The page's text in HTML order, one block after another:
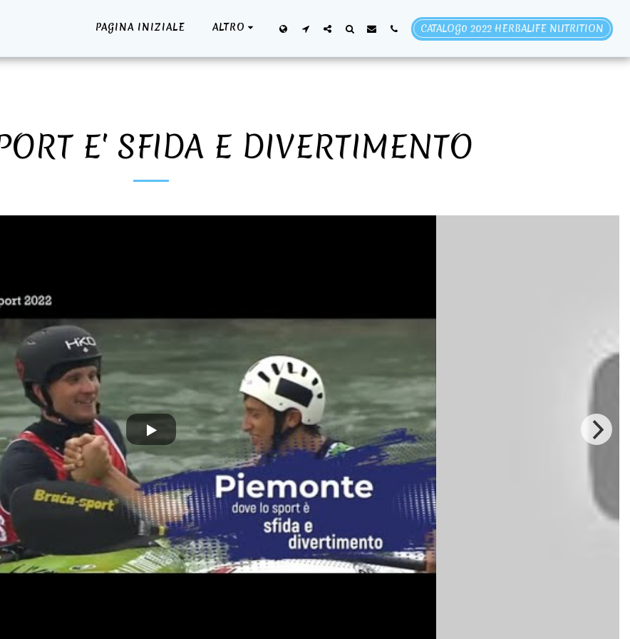
PAGINA INIZIALE ALTRO CATALOG0 2022 HERBALIFE NUTRITION
E' SFIDA E DIVERTIMENTO